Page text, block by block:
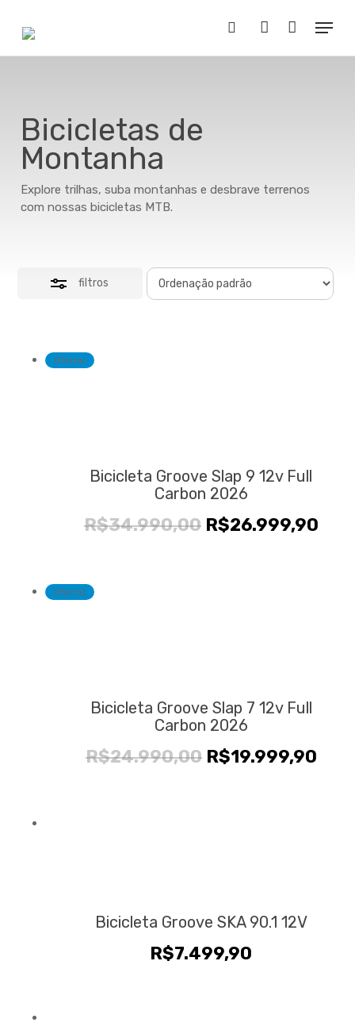
main
content
Buscar..account
Menu
Bicicletas de
Montanha
Explore trilhas, suba montanhas e desbrave terrenos
com nossas bicicletas MTB.
filtros
Close
Oferta!
Bicicleta Groove Slap 9 12v Full
Carbon 2026
R$34.990,00 O
R$26.999,90O
Oferta!
Bicicleta Groove Slap 7 12v Full
Carbon 2026
R$24.990,00 O
R$19.999,90O
Bicicleta Groove SKA 90.1 12V
R$7.499,90